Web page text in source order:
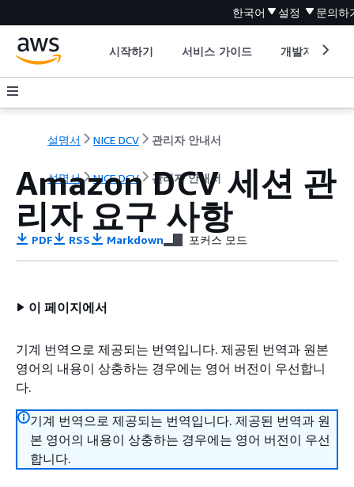
한국어 설정 문의하
시작하기 서비스 가이드 개발자 도구
설명서 NICE DCV 관리자 안내서
설명서 NICE DCV 관리자 안내서
Amazon DCV 세션 관
리자 요구 사항
PDF RSS Markdown 포커스 모드
이 페이지에서
기계 번역으로 제공되는 번역입니다. 제공된 번역과 원본
영어의 내용이 상충하는 경우에는 영어 버전이 우선합니
다.
기계 번역으로 제공되는 번역입니다. 제공된 번역과 원
본 영어의 내용이 상충하는 경우에는 영어 버전이 우선
합니다.